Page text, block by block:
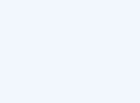
onlarca eğitim seni bekliyor!